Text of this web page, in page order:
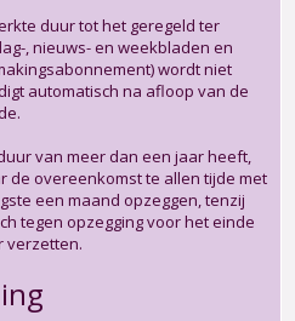
duur tot het geregeld ter
, nieuws- en weekbladen en
wordt niet
automatisch na afloop van de
van meer dan een jaar heeft,
de overeenkomst te allen tijde met
een maand opzeggen, tenzij
tegen opzegging voor het einde
verzetten.